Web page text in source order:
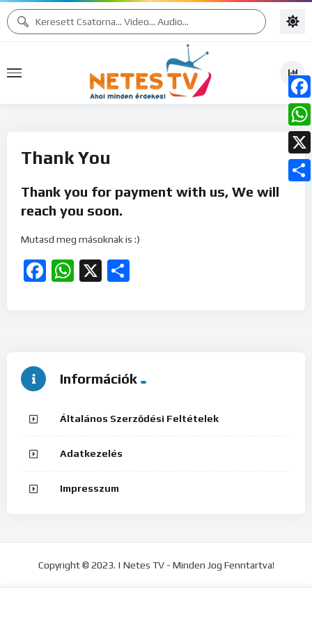
Thank You
Thank you for payment with us, We will
reach you soon.
Mutasd meg másoknak is :)
Facebook
WhatsApp
X
Információk
Általános Szerződési Feltételek
Adatkezelés
Impresszum
Copyright © 2023. | Netes TV - Minden Jog Fenntartva!
X